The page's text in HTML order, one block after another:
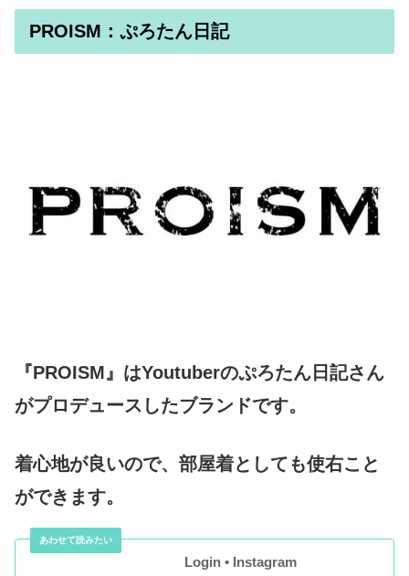
PROISM：ぷろたん日記
『PROISM』はYoutuberのぷろたん日記さん
がプロデュースしたブランドです。
着心地が良いので、部屋着としても使右こと
ができます。
Login • Instagram